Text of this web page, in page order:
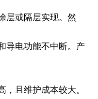
层或隔层实现。然
导电功能不中断。产
且维护成本较大。